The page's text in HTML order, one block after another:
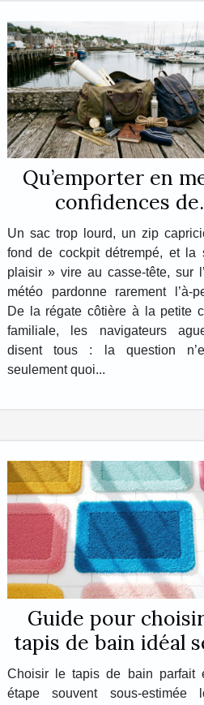
Qu’emporter en
confidences de
navigateurs sur
idéal
Un sac trop lourd, un zip
fond de cockpit détrempé, et la
plaisir » vire au casse-tête, sur
météo pardonne rarement l’à-
De la régate côtière à la petite
familiale, les navigateurs
disent tous : la question
seulement quoi...
Guide pour
tapis de bain idéal
vos besoins
Choisir le tapis de bain parfait
étape souvent sous-estimée